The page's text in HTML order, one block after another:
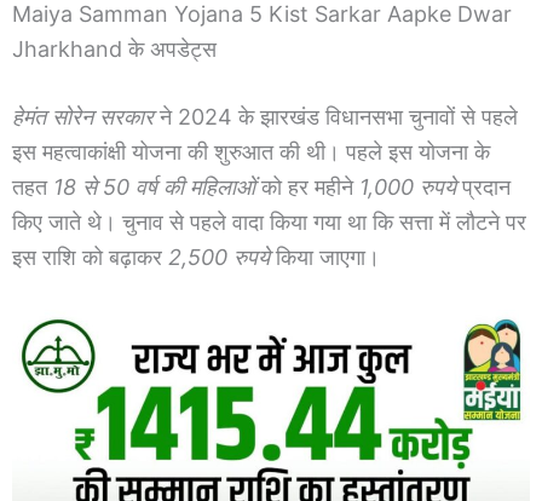
Maiya Samman Yojana 5 Kist Sarkar Aapke Dwar
Jharkhand के अपडेट्स
हेमंत सोरेन सरकारने 2024 के झारखंड विधानसभा चुनावों से पहले
इस महत्वाकांक्षी योजना की शुरुआत की थी। पहले इस योजना के
तहत 18 से 50 वर्ष की महिलाओंको हर महीने 1,000 रुपयेप्रदान
किए जाते थे। चुनाव से पहले वादा किया गया था कि सत्ता में लौटने पर
इस राशि को बढ़ाकर 2,500 रुपयेकिया जाएगा।